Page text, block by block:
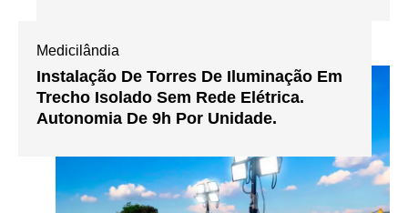
Medicilândia
Instalação De Torres De Iluminação Em
Trecho Isolado Sem Rede Elétrica.
Autonomia De 9h Por Unidade.